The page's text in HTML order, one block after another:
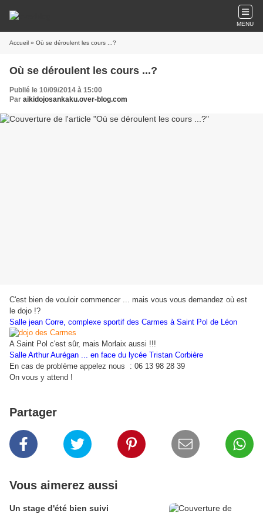
MENU
Accueil » Où se déroulent les cours ...?
Où se déroulent les cours ...?
Publié le 10/09/2014 à 15:00
Par aikidojosankaku.over-blog.com
C'est bien de vouloir commencer ... mais vous vous demandez où est
le dojo !?
Salle jean Corre, complexe sportif des Carmes à Saint Pol de Léon
A Saint Pol c'est sûr, mais Morlaix aussi !!!
Salle Arthur Aurégan ... en face du lycée Tristan Corbière
En cas de problème appelez nous : 06 13 98 28 39
On vous y attend !
Partager
Vous aimerez aussi
Un stage d'été bien suivi